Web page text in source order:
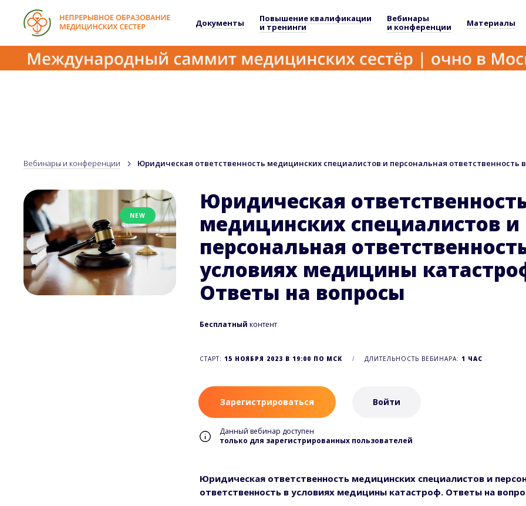
Документы
Повышение квалификации
и тренинги
Вебинары
и конференции
Материалы
Вебинары и конференции Юридическая ответственность медицинских специалистов и персональная
NEW
Юридическая
медицинских специалистов и
персональная
условиях медицины
Ответы на вопросы
Бесплатный контент
СТАРТ: 15 НОЯБРЯ 2023 В 19:00 ПО МСК ДЛИТЕЛЬНОСТЬ ВЕБИНАРА: 1 ЧАС
Зарегистрироваться Войти
Данный вебинар доступен
только для зарегистрированных пользователей
Юридическая ответственность медицинских специалистов и
ответственность в условиях медицины катастроф. Ответы на